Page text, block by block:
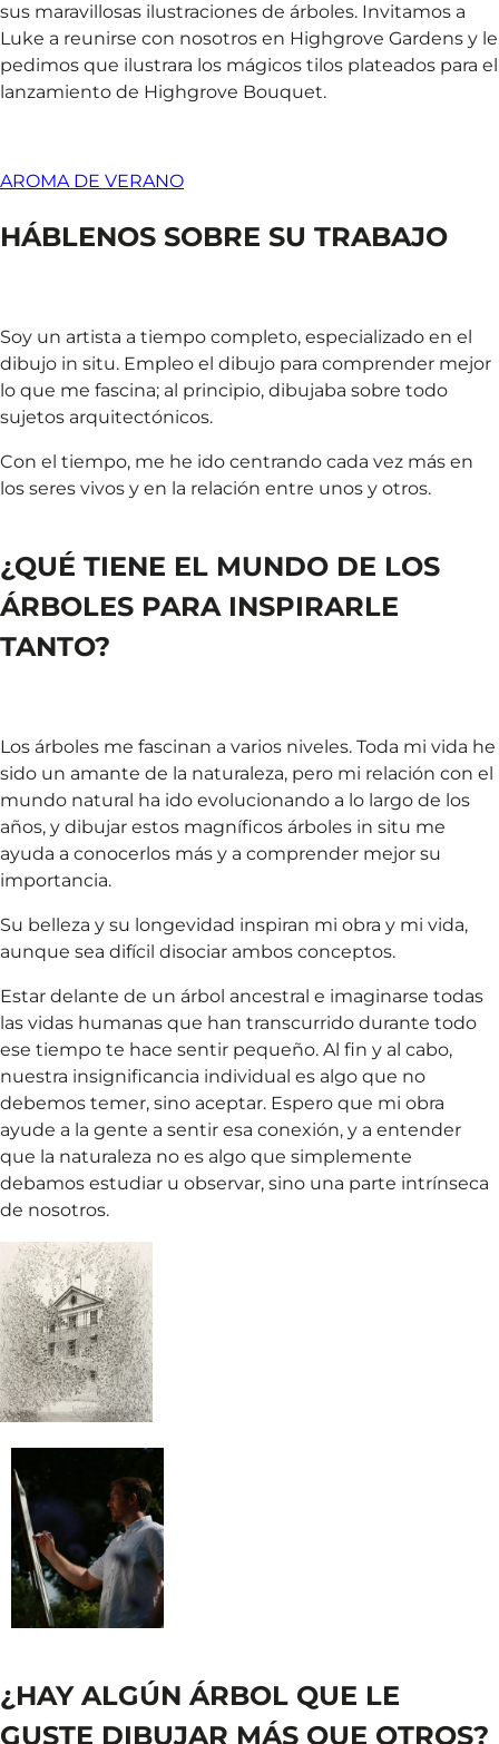
sus maravillosas ilustraciones de árboles. Invitamos a
Luke a reunirse con nosotros en Highgrove Gardens y le
pedimos que ilustrara los mágicos tilos plateados para el
lanzamiento de Highgrove Bouquet.
AROMA DE VERANO
HÁBLENOS SOBRE SU TRABAJO
Soy un artista a tiempo completo, especializado en el
dibujo in situ. Empleo el dibujo para comprender mejor
lo que me fascina; al principio, dibujaba sobre todo
sujetos arquitectónicos.
Con el tiempo, me he ido centrando cada vez más en
los seres vivos y en la relación entre unos y otros.
¿QUÉ TIENE EL MUNDO DE LOS
ÁRBOLES PARA INSPIRARLE
TANTO?
Los árboles me fascinan a varios niveles. Toda mi vida he
sido un amante de la naturaleza, pero mi relación con el
mundo natural ha ido evolucionando a lo largo de los
años, y dibujar estos magníficos árboles in situ me
ayuda a conocerlos más y a comprender mejor su
importancia.
Su belleza y su longevidad inspiran mi obra y mi vida,
aunque sea difícil disociar ambos conceptos.
Estar delante de un árbol ancestral e imaginarse todas
las vidas humanas que han transcurrido durante todo
ese tiempo te hace sentir pequeño. Al fin y al cabo,
nuestra insignificancia individual es algo que no
debemos temer, sino aceptar. Espero que mi obra
ayude a la gente a sentir esa conexión, y a entender
que la naturaleza no es algo que simplemente
debamos estudiar u observar, sino una parte intrínseca
de nosotros.
¿HAY ALGÚN ÁRBOL QUE LE
GUSTE DIBUJAR MÁS QUE OTROS?